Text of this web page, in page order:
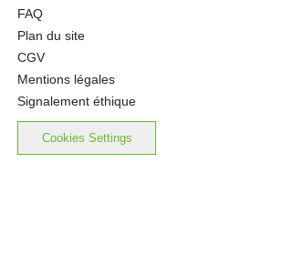
FAQ
Plan du site
CGV
Mentions légales
Signalement éthique
Cookies Settings